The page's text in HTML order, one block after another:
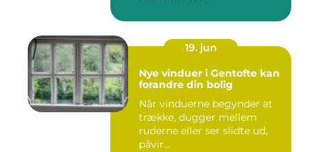
19. jun
Nye vinduer i Gentofte kan
forandre din bolig
Når vinduerne begynder at
trække, dugger mellem
ruderne eller ser slidte ud,
påvir...